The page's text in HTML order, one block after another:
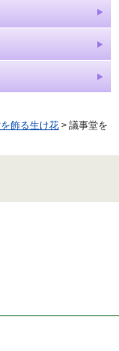
飾る生け花 > 議事堂を